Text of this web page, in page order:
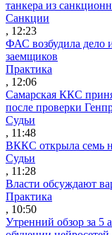
танкера из
Санкции
, 12:23
ФАС возбудила дело
заемщиков
Практика
, 12:06
Самарская ККС
после проверки
Судьи
, 11:48
ВККС открыла семь
Судьи
, 11:28
Власти обсуждают
Практика
, 10:50
Утренний обзор за 5